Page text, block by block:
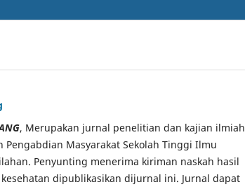
, Merupakan jurnal penelitian dan kajian ilmiah
Masyarakat Sekolah Tinggi Ilmu
Penyunting menerima kiriman naskah hasil
dipublikasikan dijurnal ini. Jurnal dapat